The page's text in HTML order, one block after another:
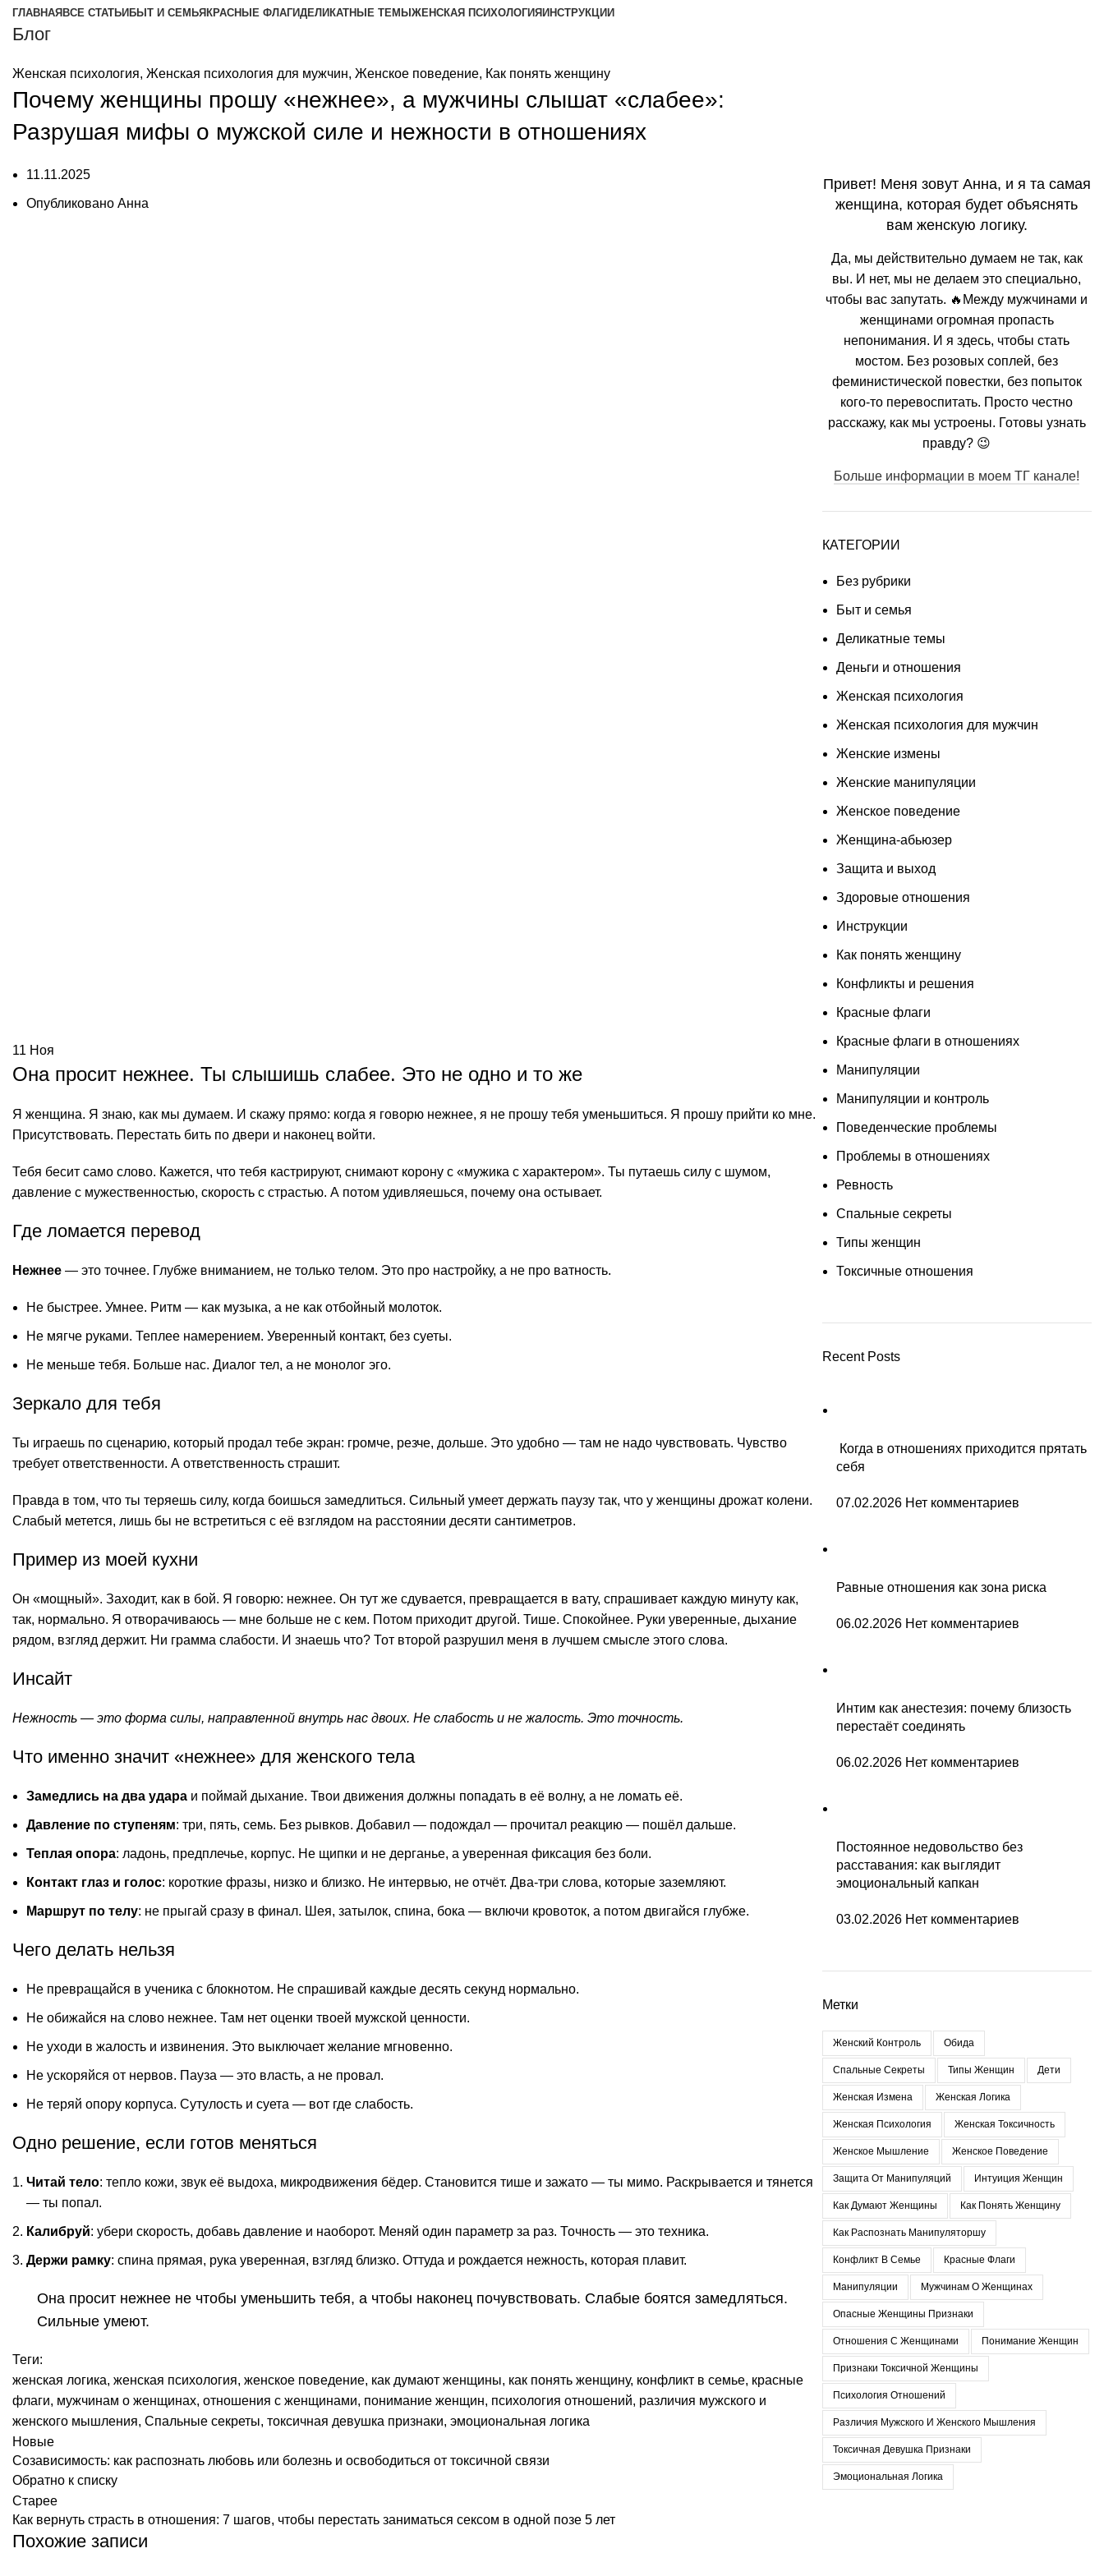
ГЛАВНАЯ ВСЕ СТАТЬИ БЫТ И СЕМЬЯ КРАСНЫЕ ФЛАГИДЕЛИКАТНЫЕ ТЕМЫ ЖЕНСКАЯ ПСИХОЛОГИЯ ИНСТРУКЦИИ
Блог
Женская психология, Женская психология для мужчин, Женское поведение, Как понять женщину
Почему женщины прошу «нежнее», а мужчины слышат «слабее»:
Разрушая мифы о мужской силе и нежности в отношениях
11.11.2025
Опубликовано Анна
11 Ноя
Она просит нежнее. Ты слышишь слабее. Это не одно и то же
Я женщина. Я знаю, как мы думаем. И скажу прямо: когда я говорю нежнее, я не прошу тебя уменьшиться. Я прошу прийти ко мне.
Присутствовать. Перестать бить по двери и наконец войти.
Тебя бесит само слово. Кажется, что тебя кастрируют, снимают корону с «мужика с характером». Ты путаешь силу с шумом,
давление с мужественностью, скорость с страстью. А потом удивляешься, почему она остывает.
Где ломается перевод
Нежнее — это точнее. Глубже вниманием, не только телом. Это про настройку, а не про ватность.
Не быстрее. Умнее. Ритм — как музыка, а не как отбойный молоток.
Не мягче руками. Теплее намерением. Уверенный контакт, без суеты.
Не меньше тебя. Больше нас. Диалог тел, а не монолог эго.
Зеркало для тебя
Ты играешь по сценарию, который продал тебе экран: громче, резче, дольше. Это удобно — там не надо чувствовать. Чувство
требует ответственности. А ответственность страшит.
Правда в том, что ты теряешь силу, когда боишься замедлиться. Сильный умеет держать паузу так, что у женщины дрожат колени.
Слабый метется, лишь бы не встретиться с её взглядом на расстоянии десяти сантиметров.
Пример из моей кухни
Он «мощный». Заходит, как в бой. Я говорю: нежнее. Он тут же сдувается, превращается в вату, спрашивает каждую минуту как,
так, нормально. Я отворачиваюсь — мне больше не с кем. Потом приходит другой. Тише. Спокойнее. Руки уверенные, дыхание
рядом, взгляд держит. Ни грамма слабости. И знаешь что? Тот второй разрушил меня в лучшем смысле этого слова.
Инсайт
Нежность — это форма силы, направленной внутрь нас двоих. Не слабость и не жалость. Это точность.
Что именно значит «нежнее» для женского тела
Замедлись на два удара и поймай дыхание. Твои движения должны попадать в её волну, а не ломать её.
Давление по ступеням: три, пять, семь. Без рывков. Добавил — подождал — прочитал реакцию — пошёл дальше.
Теплая опора: ладонь, предплечье, корпус. Не щипки и не дерганье, а уверенная фиксация без боли.
Контакт глаз и голос: короткие фразы, низко и близко. Не интервью, не отчёт. Два-три слова, которые заземляют.
Маршрут по телу: не прыгай сразу в финал. Шея, затылок, спина, бока — включи кровоток, а потом двигайся глубже.
Чего делать нельзя
Не превращайся в ученика с блокнотом. Не спрашивай каждые десять секунд нормально.
Не обижайся на слово нежнее. Там нет оценки твоей мужской ценности.
Не уходи в жалость и извинения. Это выключает желание мгновенно.
Не ускоряйся от нервов. Пауза — это власть, а не провал.
Не теряй опору корпуса. Сутулость и суета — вот где слабость.
Одно решение, если готов меняться
Читай тело: тепло кожи, звук её выдоха, микродвижения бёдер. Становится тише и зажато — ты мимо. Раскрывается и тянется
— ты попал.
Калибруй: убери скорость, добавь давление и наоборот. Меняй один параметр за раз. Точность — это техника.
Держи рамку: спина прямая, рука уверенная, взгляд близко. Оттуда и рождается нежность, которая плавит.
Она просит нежнее не чтобы уменьшить тебя, а чтобы наконец почувствовать. Слабые боятся замедляться.
Сильные умеют.
Теги:
женская логика, женская психология, женское поведение, как думают женщины, как понять женщину, конфликт в семье, красные
флаги, мужчинам о женщинах, отношения с женщинами, понимание женщин, психология отношений, различия мужского и
женского мышления, Спальные секреты, токсичная девушка признаки, эмоциональная логика
Новые
Созависимость: как распознать любовь или болезнь и освободиться от токсичной связи
Обратно к списку
Старее
Как вернуть страсть в отношения: 7 шагов, чтобы перестать заниматься сексом в одной позе 5 лет
Похожие записи
Привет! Меня зовут Анна, и я та самая
женщина, которая будет объяснять
вам женскую логику.
Да, мы действительно думаем не так, как
вы. И нет, мы не делаем это специально,
чтобы вас запутать. 🔥Между мужчинами и
женщинами огромная пропасть
непонимания. И я здесь, чтобы стать
мостом. Без розовых соплей, без
феминистической повестки, без попыток
кого-то перевоспитать. Просто честно
расскажу, как мы устроены. Готовы узнать
правду? 😉
Больше информации в моем ТГ канале!
КАТЕГОРИИ
Без рубрики
Быт и семья
Деликатные темы
Деньги и отношения
Женская психология
Женская психология для мужчин
Женские измены
Женские манипуляции
Женское поведение
Женщина-абьюзер
Защита и выход
Здоровые отношения
Инструкции
Как понять женщину
Конфликты и решения
Красные флаги
Красные флаги в отношениях
Манипуляции
Манипуляции и контроль
Поведенческие проблемы
Проблемы в отношениях
Ревность
Спальные секреты
Типы женщин
Токсичные отношения
Recent Posts
Когда в отношениях приходится прятать
себя
07.02.2026 Нет комментариев
Равные отношения как зона риска
06.02.2026 Нет комментариев
Интим как анестезия: почему близость
перестаёт соединять
06.02.2026 Нет комментариев
Постоянное недовольство без
расставания: как выглядит
эмоциональный капкан
03.02.2026 Нет комментариев
Метки
Женский Контроль Обида
Спальные Секреты Типы Женщин Дети
Женская Измена Женская Логика
Женская Психология Женская Токсичность
Женское Мышление Женское Поведение
Защита От Манипуляций Интуиция Женщин
Как Думают Женщины Как Понять Женщину
Как Распознать Манипуляторшу
Конфликт В Семье Красные Флаги
Манипуляции Мужчинам О Женщинах
Опасные Женщины Признаки
Отношения С Женщинами Понимание Женщин
Признаки Токсичной Женщины
Психология Отношений
Различия Мужского И Женского Мышления
Токсичная Девушка Признаки
Эмоциональная Логика